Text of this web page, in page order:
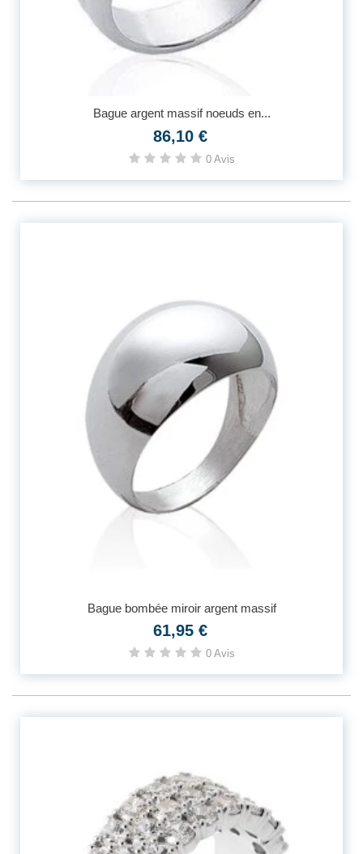
Bague argent massif noeuds en...
86,10 €
0 Avis
Bague bombée miroir argent massif
61,95 €
0 Avis